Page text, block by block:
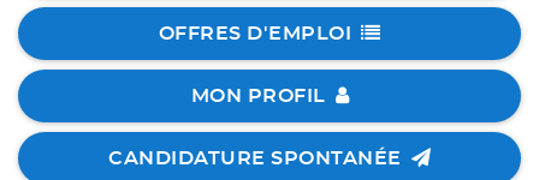
OFFRES D'EMPLOI
MON PROFIL
CANDIDATURE SPONTANÉE